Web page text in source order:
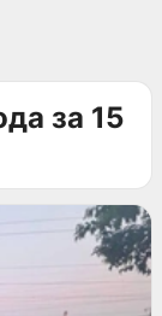
за 15